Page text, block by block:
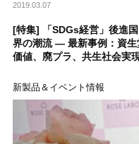
2019.03.07
[特集] 「SDGs経営」後進
界の潮流 ― 最新事例：資
価値、廃プラ、共生社会実
新製品＆イベント情報